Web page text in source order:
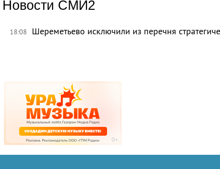
Новости СМИ2
18:08 Шереметьево исключили из перечня